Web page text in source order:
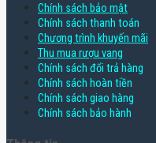
Chính sách bảo mật
Chính sách thanh toán
Chương trình khuyến mãi
Thu mua rượu vang
Chính sách đổi trả hàng
Chính sách hoàn tiền
Chính sách giao hàng
Chính sách bảo hành